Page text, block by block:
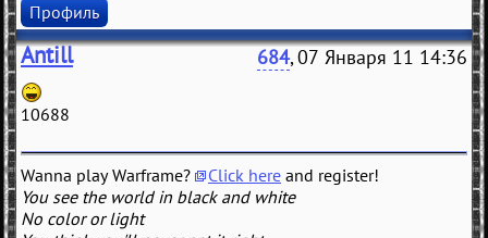
Профиль
Antill 684, 07 Января 11 14:36
10688
Wanna play Warframe? Click here and register!
You see the world in black and white
No color or light